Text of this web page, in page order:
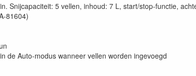
Snijcapaciteit: 5 vellen, inhoud: 7 L, start/stop-functie,
81604)
de Auto-modus wanneer vellen worden ingevoegd